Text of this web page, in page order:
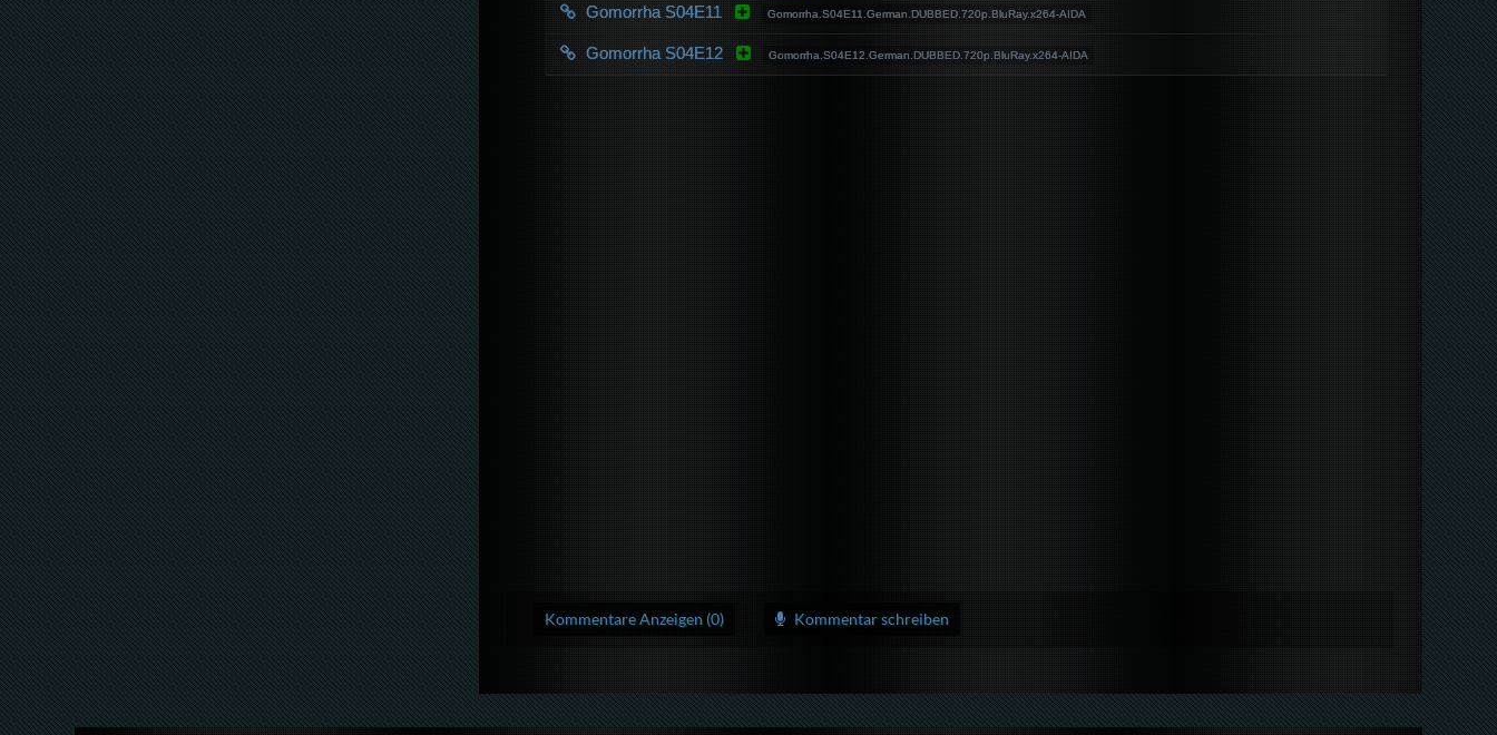
Gomorrha S04E11 Gomorrha.S04E11.German.DUBBED.720p.BluRay.x264-AIDA
Gomorrha S04E12 Gomorrha.S04E12.German.DUBBED.720p.BluRay.x264-AIDA
Kommentare Anzeigen (0) Kommentar schreiben